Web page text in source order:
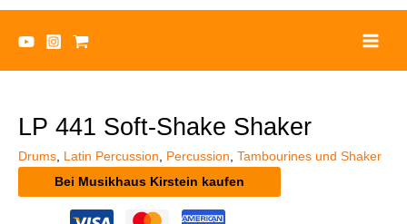
LP 441 Soft-Shake Shaker
Drums Latin Percussion Percussion Tambourines und Shaker
Bei Musikhaus Kirstein kaufen